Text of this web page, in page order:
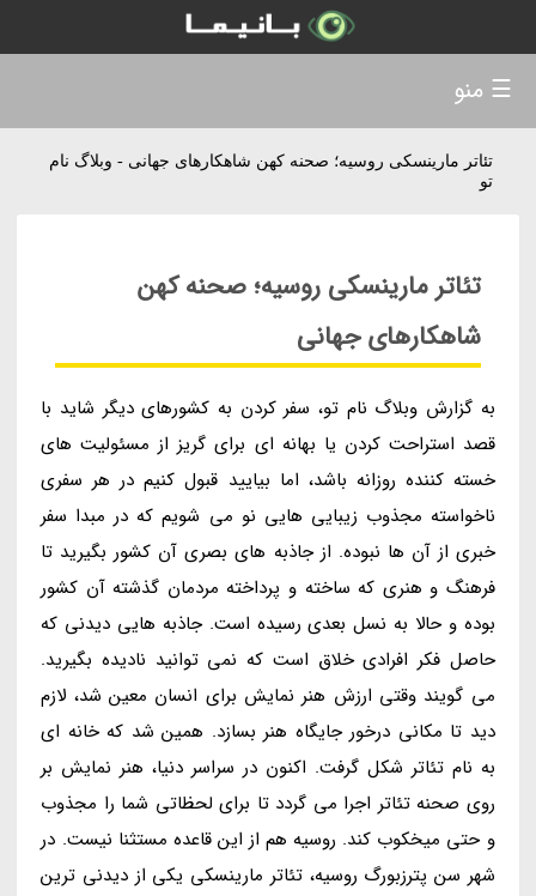
تئاتر مارینسکی روسیه؛ صحنه کهن شاهکارهای جهانی - وبلاگ نام
تو
تئاتر مارینسکی روسیه؛ صحنه کهن
شاهکارهای جهانی
به گزارش وبلاگ نام تو، سفر کردن به کشورهای دیگر شاید با
قصد استراحت کردن یا بهانه ای برای گریز از مسئولیت های
خسته کننده روزانه باشد، اما بیایید قبول کنیم در هر سفری
ناخواسته مجذوب زیبایی هایی نو می شویم که در مبدا سفر
خبری از آن ها نبوده. از جاذبه های بصری آن کشور بگیرید تا
فرهنگ و هنری که ساخته و پرداخته مردمان گذشته آن کشور
بوده و حالا به نسل بعدی رسیده است. جاذبه هایی دیدنی که
حاصل فکر افرادی خلاق است که نمی توانید نادیده بگیرید.
می گویند وقتی ارزش هنر نمایش برای انسان معین شد، لازم
دید تا مکانی درخور جایگاه هنر بسازد. همین شد که خانه ای
به نام تئاتر شکل گرفت. اکنون در سراسر دنیا، هنر نمایش بر
روی صحنه تئاتر اجرا می گردد تا برای لحظاتی شما را مجذوب
و حتی میخکوب کند. روسیه هم از این قاعده مستثنا نیست. در
شهر سن پترزبورگ روسیه، تئاتر مارینسکی یکی از دیدنی ترین
☰ منو